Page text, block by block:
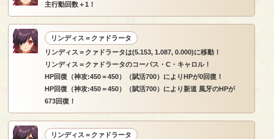
主行動回数＋1！
リンディス＝クァドラータ
リンディス＝クァドラータは(5.153, 1.087, 0.000)に移動！
リンディス＝クァドラータのコーパス・C・キャロル！
HP回復（神攻:450＝450）（賦活700）によりHPが0回復！
HP回復（神攻:450＝450）（賦活700）により新道 風牙のHPが
673回復！
リンディス＝クァドラータ